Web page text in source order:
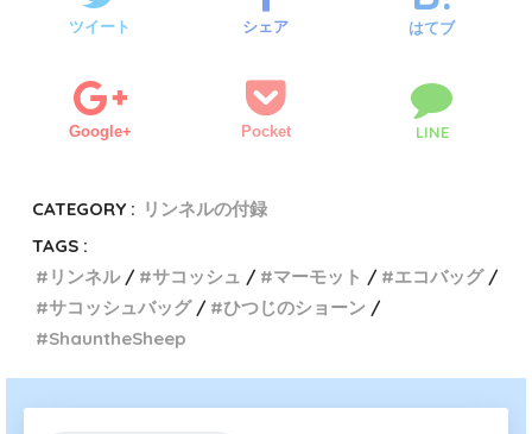
ツイート シェア はてブ
Google+ Pocket LINE
CATEGORY : リンネルの付録
TAGS :
リンネル
サコッシュ マーモット
エコバッグ
サコッシュバッグ
ひつじのショーン
ShauntheSheep